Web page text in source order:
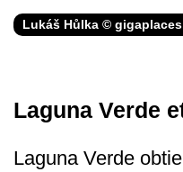
Lukáš Hůlka ©
Laguna Verde
Laguna Verde